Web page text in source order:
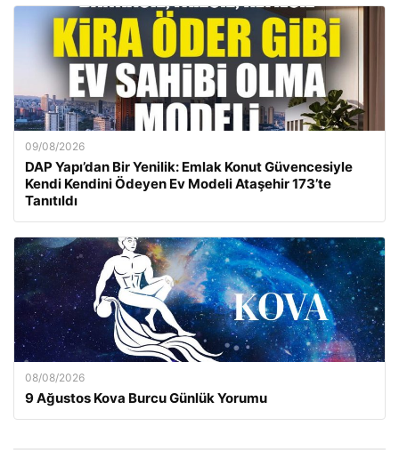
09/08/2026
DAP Yapı’dan Bir Yenilik: Emlak Konut Güvencesiyle
Kendi Kendini Ödeyen Ev Modeli Ataşehir 173’te
Tanıtıldı
08/08/2026
9 Ağustos Kova Burcu Günlük Yorumu